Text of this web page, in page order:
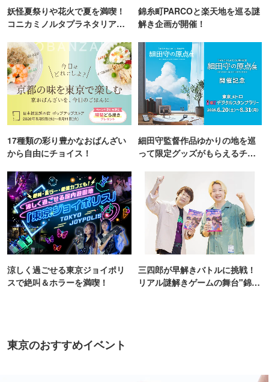
妖怪夏祭りや花火で夏を満喫！
コニカミノルタプラネタリア
錦糸町PARCOと楽天地を巡る謎
解き企画が開催！
17種類の彩り豊かなおばんざい
から自由にチョイス！
細田守監督作品ゆかりの地を巡
って限定グッズがもらえるチャ
涼しく過ごせる東京ジョイポリ
スで絶叫＆ホラーを満喫！
三四郎が早解きバトルに挑戦！
リアル謎解きゲームの舞台"錦糸
東京のおすすめイベント